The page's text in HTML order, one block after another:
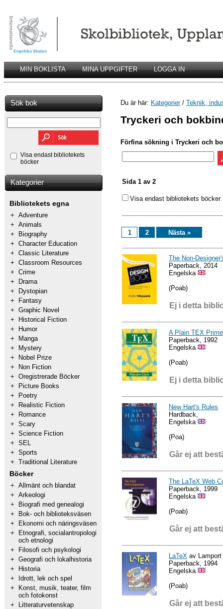
MIN BOKLISTA MINA UPPGIFTER LOGGA IN
Sök bok
Visa endast bibliotekets
böcker
Kategorier
Bibliotekets egna
+ Adventure
+ Animals
+
Biography
+ Character Education
+ Classic Literature
+ Classroom Resources
+ Crime
+
Drama
+
Dystopian
+
Fantasy
+ Graphic Novel
+
Historical Fiction
+
Humor
+
Manga
+
Mystery
+
Nobel Prize
+
Non Fiction
+ Oregistrerade Böcker
+
Picture Books
+
Poetry
+
Realistic Fiction
+
Romance
+ Scary
+ Science Fiction
+ SEL
+ Sports
+ Traditional Literature
Böcker
+ Allmänt och blandat
+ Arkeologi
+
Biografi med genealogi
+
Bok- och biblioteksväsen
+
Ekonomi och näringsväsen
+
Etnografi, socialantropologi
och etnologi
+
Filosofi och psykologi
+ Geografi och lokalhistoria
+
Historia
+
Idrott, lek och spel
+
Konst, musik, teater, film
och fotokonst
+
Litteraturvetenskap
Du är här: Kategorier/ Teknik,
Tryckeri och
Förfina sökning i Tryckeri och
Sida 1 av 2
Visa endast bibliotekets böcker
1 2 Nästa »
The Non-
Paperback, 2014
Engelska
(Poab)
Ej i detta
A Plain TEX
Paperback, 1992
Engelska
(Poab)
Ej i detta
New Hart's Rules
Hardback,
Engelska
(Poa)
Går ej att
The LaTeX Web
Paperback, 1999
Engelska
(Poab)
Går ej att
LaTeX av Lamport
Paperback, 1994
Engelska
(Poab)
Går ej att